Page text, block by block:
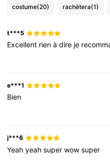
costume(20) rachètera(1)
t***5
Excellent rienàdire je
e***1
Bien
j***6
Yeahyeahsuperwowsuper